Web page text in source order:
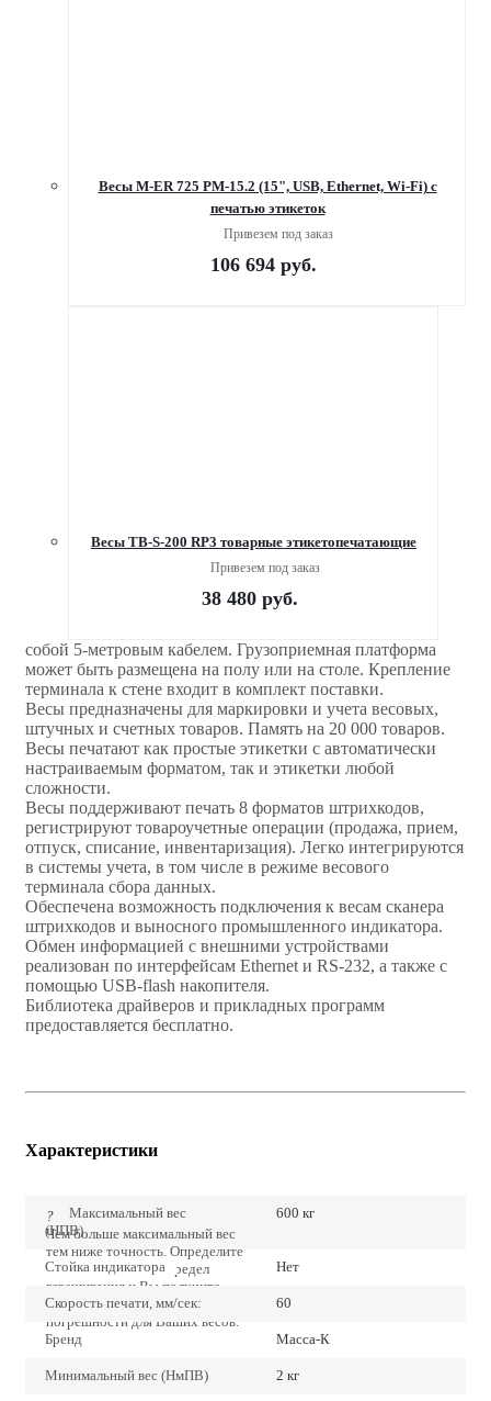
Весы M-ER 725 PM-15.2 (15", USB, Ethernet, Wi-Fi) с
печатью этикеток
Привезем под заказ
106 694 руб.
Весы TB-S-200 RР3 товарные этикетопечатающие
Привезем под заказ
38 480 руб.
собой 5-метровым кабелем. Грузоприемная платформа
может быть размещена на полу или на столе. Крепление
терминала к стене входит в комплект поставки.
Весы предназначены для маркировки и учета весовых,
штучных и счетных товаров. Память на 20 000 товаров.
Весы печатают как простые этикетки с автоматически
настраиваемым форматом, так и этикетки любой
сложности.
Весы поддерживают печать 8 форматов штрихкодов,
регистрируют товароучетные операции (продажа, прием,
отпуск, списание, инвентаризация). Легко интегрируются
в системы учета, в том числе в режиме весового
терминала сбора данных.
Обеспечена возможность подключения к весам сканера
штрихкодов и выносного промышленного индикатора.
Обмен информацией с внешними устройствами
реализован по интерфейсам Ethernet и RS-232, а также с
помощью USB-flash накопителя.
Библиотека драйверов и прикладных программ
предоставляется бесплатно.
Характеристики
?
Чем больше максимальный вес
тем ниже точность. Определите
точно наибольший предел
взвешивания и Вы получите
наиболее низкие значения
погрешности для Ваших весов.
Максимальный вес
(НПВ)
600 кг
Стойка индикатора Нет
Скорость печати, мм/сек: 60
Бренд Масса-К
Минимальный вес (НмПВ) 2 кг